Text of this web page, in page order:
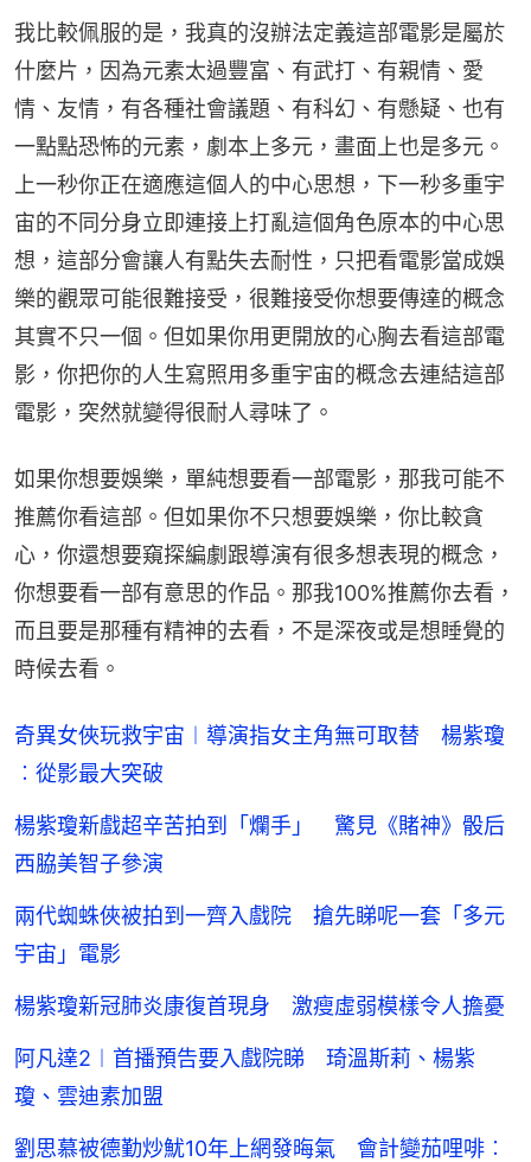
我比較佩服的是，我真的沒辦法定義這部電影是屬於
什麼片，因為元素太過豐富、有武打、有親情、愛
情、友情，有各種社會議題、有科幻、有懸疑、也有
一點點恐怖的元素，劇本上多元，畫面上也是多元。
上一秒你正在適應這個人的中心思想，下一秒多重宇
宙的不同分身立即連接上打亂這個角色原本的中心思
想，這部分會讓人有點失去耐性，只把看電影當成娛
樂的觀眾可能很難接受，很難接受你想要傳達的概念
其實不只一個。但如果你用更開放的心胸去看這部電
影，你把你的人生寫照用多重宇宙的概念去連結這部
電影，突然就變得很耐人尋味了。
如果你想要娛樂，單純想要看一部電影，那我可能不
推薦你看這部。但如果你不只想要娛樂，你比較貪
心，你還想要窺探編劇跟導演有很多想表現的概念，
你想要看一部有意思的作品。那我100%推薦你去看，
而且要是那種有精神的去看，不是深夜或是想睡覺的
時候去看。
奇異女俠玩救宇宙︱導演指女主角無可取替 楊紫瓊
︰從影最大突破
楊紫瓊新戲超辛苦拍到「爛手」 驚見《賭神》骰后
西脇美智子參演
兩代蜘蛛俠被拍到一齊入戲院 搶先睇呢一套「多元
宇宙」電影
楊紫瓊新冠肺炎康復首現身 激瘦虛弱模樣令人擔憂
阿凡達2︱首播預告要入戲院睇 琦溫斯莉、楊紫
瓊、雲迪素加盟
劉思慕被德勤炒魷10年上網發晦氣 會計變茄哩啡︰